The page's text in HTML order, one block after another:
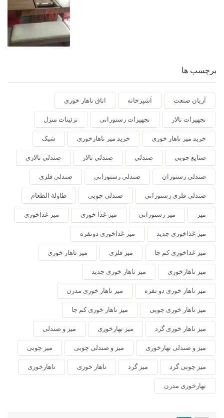
برچسب ها
آریان صنعت آشپزخانه اتاق ناهار خوری
تجهیزات تالار تجهیزات رستورانی تزئینات منزل
خرید میز ناهار خوری خرید میز ناهارخوری شیک
صنایع چوبی صندلی صندلی تالار صندلی تالاری
صندلی رستوران صندلی رستورانی صندلی فلزی
صندلی فلزی رستورانی صندلی چوبی طاولة الطعام
میز میز رستورانی میز غذا خوری میز غذاخوری
میز غذاخوری جدید میز غذاخوری دونفره
میز غذاخوری کم جا میز فلزی میز ناهار خوری
میز ناهارخوری میز ناهار خوری جدید
میز ناهار خوری دو نفره میز ناهار خوری مدرن
میز ناهار خوری چوبی میز ناهار خوری کم جا
میز ناهار خوری گرد میز نهارخوری میز و صندلی
میز و صندلی نهارخوری میز و صندلی چوبی میز چوبی
میز چوبی گرد میز گرد ناهار خوری ناهارخوری
نهارخوری مدرن